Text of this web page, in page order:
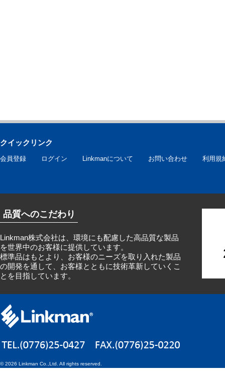
クイックリンク
会員登録 ログイン Linkmanについて お問い合わせ 利用規
品質へのこだわり
Linkman株式会社は、環境にも配慮した高品質な製品
を世界中のお客様に提供しています。
標準品はもとより、お客様のニーズを取り入れた製品
の開発を通して、お客様とともに技術革新していくこ
とを目指しています。
©2026 Linkman Co.,Ltd. All rights reserved.